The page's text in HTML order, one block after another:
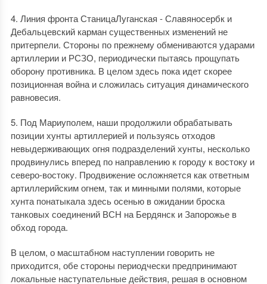
4. Линия фронта СтаницаЛуганская - Славяносербк и
Дебальцевский карман существенных изменений не
притерпели. Стороны по прежнему обмениваются ударами
артиллерии и РСЗО, периодически пытаясь прощупать
оборону противника. В целом здесь пока идет скорее
позиционная война и сложилась ситуация динамического
равновесия.
5. Под Мариуполем, наши продолжили обрабатывать
позиции хунты артиллерией и пользуясь отходов
невыдерживающих огня подразделений хунты, несколько
продвинулись вперед по направлению к городу к востоку и
северо-востоку. Продвижение осложняется как ответным
артиллерийским огнем, так и минными полями, которые
хунта понатыкала здесь осенью в ожидании броска
танковых соединений ВСН на Бердянск и Запорожье в
обход города.
В целом, о масштабном наступлении говорить не
приходится, обе стороны периодчески предпринимают
локальные наступательные действия, решая в основном